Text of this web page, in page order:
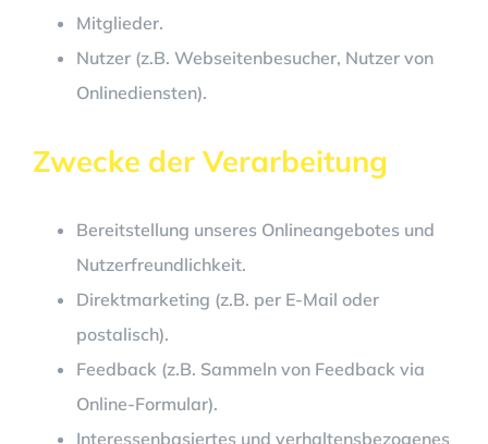
Mitglieder.
Nutzer (z.B. Webseitenbesucher, Nutzer von
Onlinediensten).
Zwecke der Verarbeitung
Bereitstellung unseres Onlineangebotes und
Nutzerfreundlichkeit.
Direktmarketing (z.B. per E-Mail oder
postalisch).
Feedback (z.B. Sammeln von Feedback via
Online-Formular).
Interessenbasiertes und verhaltensbezogenes